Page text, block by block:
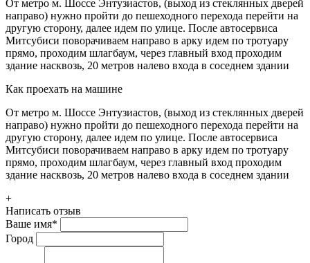
От метро м. Шоссе Энтузиастов, (выход из стеклянных дверей
направо) нужно пройти до пешеходного перехода перейти на
другую сторону, далее идем по улице. После автосервиса
Митсубиси поворачиваем направо в арку идем по тротуару
прямо, проходим шлагбаум, через главный вход проходим
здание насквозь, 20 метров налево входа в соседнем здании
Как проехать на машине
От метро м. Шоссе Энтузиастов, (выход из стеклянных дверей
направо) нужно пройти до пешеходного перехода перейти на
другую сторону, далее идем по улице. После автосервиса
Митсубиси поворачиваем направо в арку идем по тротуару
прямо, проходим шлагбаум, через главный вход проходим
здание насквозь, 20 метров налево входа в соседнем здании
+
Написать отзыв
Ваше имя*
Город